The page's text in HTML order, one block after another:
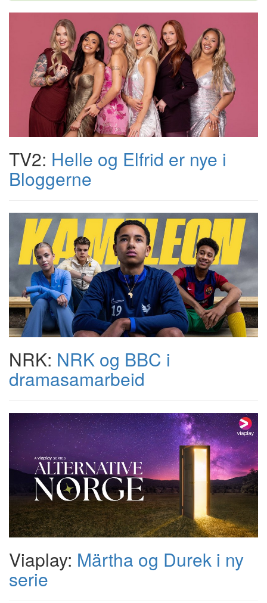
TV2: Helle og Elfrid er nye i
Bloggerne
NRK: NRK og BBC i
dramasamarbeid
Viaplay: Märtha og Durek i ny
serie